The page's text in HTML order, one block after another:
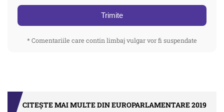
Trimite
* Comentariile care contin limbaj vulgar vor fi suspendate
CITEȘTE MAI MULTE DIN EUROPARLAMENTARE 2019